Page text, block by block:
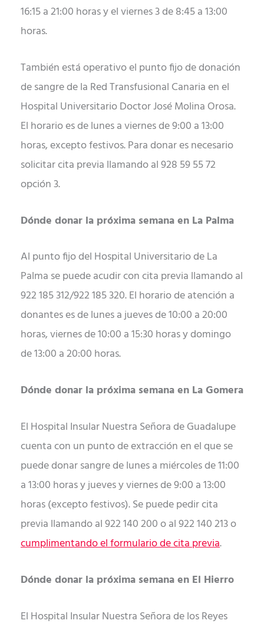
16:15 a 21:00 horas y el viernes 3 de 8:45 a 13:00
horas.
También está operativo el punto fijo de donación
de sangre de la Red Transfusional Canaria en el
Hospital Universitario Doctor José Molina Orosa.
El horario es de lunes a viernes de 9:00 a 13:00
horas, excepto festivos. Para donar es necesario
solicitar cita previa llamando al 928 59 55 72
opción 3.
Dónde donar la próxima semana en La Palma
Al punto fijo del Hospital Universitario de La
Palma se puede acudir con cita previa llamando al
922 185 312/922 185 320. El horario de atención a
donantes es de lunes a jueves de 10:00 a 20:00
horas, viernes de 10:00 a 15:30 horas y domingo
de 13:00 a 20:00 horas.
Dónde donar la próxima semana en La Gomera
El Hospital Insular Nuestra Señora de Guadalupe
cuenta con un punto de extracción en el que se
puede donar sangre de lunes a miércoles de 11:00
a 13:00 horas y jueves y viernes de 9:00 a 13:00
horas (excepto festivos). Se puede pedir cita
previa llamando al 922 140 200 o al 922 140 213 o
cumplimentando el formulario de cita previa.
Dónde donar la próxima semana en El Hierro
El Hospital Insular Nuestra Señora de los Reyes